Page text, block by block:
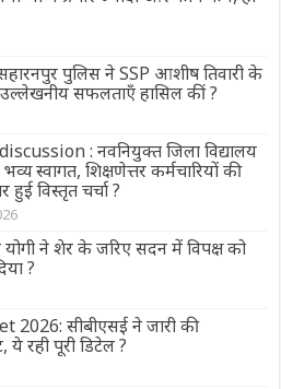
पुलिस ने SSP आशीष तिवारी के
सफलताएँ हासिल कीं ?
: नवनियुक्त जिला विद्यालय
स्वागत, शिक्षणेत्तर कर्मचारियों की
विस्तृत चर्चा ?
ने शेर के जरिए सदन में विपक्ष को
?
2026: सीबीएसई ने जारी की
रही पूरी डिटेल ?